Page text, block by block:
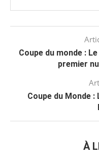
Coupe du monde :
premier
Coupe du Monde :
À